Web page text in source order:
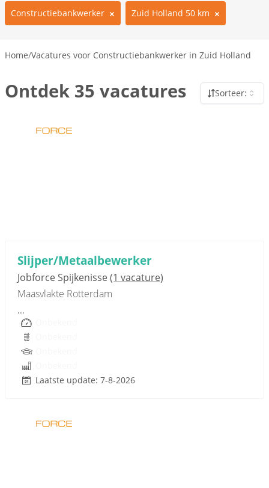
Constructiebankwerker Zuid Holland 50 km
Home/Vacatures voor Constructiebankwerker in Zuid Holland
Ontdek 35 vacatures Sorteer:
Slijper/Metaalbewerker
Jobforce Spijkenisse(1 vacature)
Maasvlakte Rotterdam
...
Laatste update: 7-8-2026